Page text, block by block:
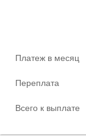
Платеж в месяц
Переплата
Всего к выплате